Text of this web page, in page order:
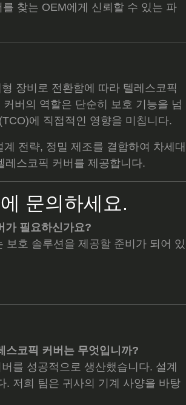
찾는 OEM에게 신뢰할 수 있는 파
장비로 전환함에 따라 텔레스코픽
버의 역할은 단순히 보호 기능을 넘
에 직접적인 영향을 미칩니다.
전략, 정밀 제조를 결합하여 차세대
스코픽 커버를 제공합니다.
문의하세요.
가 필요하신가요?
호 솔루션을 제공할 준비가 되어 있
코픽 커버는 무엇입니까?
를 성공적으로 생산했습니다. 설계
. 저희 팀은 귀사의 기계 사양을 바탕